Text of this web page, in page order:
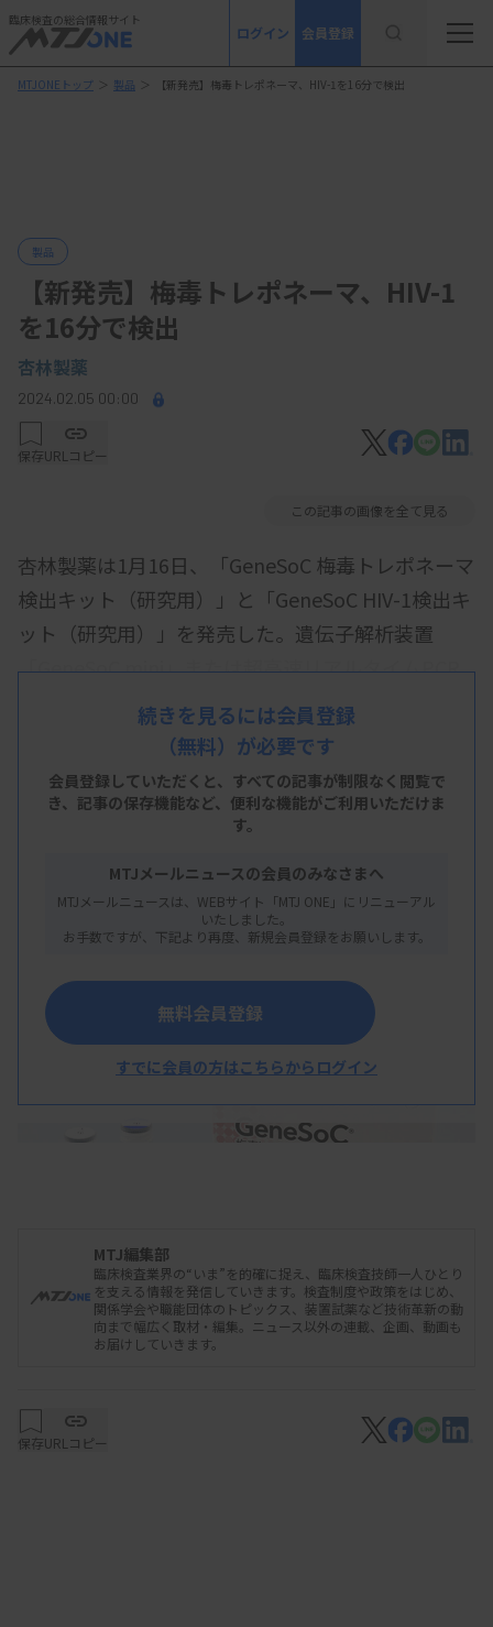
臨床検査の総合情報サイト
ログイン 会員登録
MTJONEトップ ＞ 製品 ＞ 【新発売】梅毒トレポネーマ、HIV-1を16分で検出
製品
【新発売】梅毒トレポネーマ、HIV-1
を16分で検出
杏林製薬
2024.02.05 00:00
保存URLコピー
この記事の画像を全て見る
杏林製薬は1月16日、「GeneSoC 梅毒トレポネーマ
検出キット（研究用）」と「GeneSoC HIV-1検出キ
ット（研究用）」を発売した。遺伝子解析装置
「GeneSoC mini」または超高速リアルタイムPCR
装置「GeneSoC mini R」で使用し、それぞれ梅毒
トレポネーマ、ヒト免疫不全ウイルス1型（HIVｰ1）
の核酸を約16分で検出できる。短時間で核酸増幅検
査が可能となり、病原体の早期特定に貢献できると
希望納入価格（税別、20テスト分）は、梅毒トレポ
ネーマ検出キット2万9800円、HIV-1検出キット5万
9800円。
梅毒トレポネーマ検出キット
続きを見るには会員登録
（無料）が必要です
会員登録していただくと、すべての記事が制限なく閲覧で
き、 記事の保存機能など、便利な機能がご利用いただけま
す。
MTJメールニュースの会員のみなさまへ
MTJメールニュースは、WEBサイト「MTJ ONE」にリニューアル
いたしました。
お手数ですが、下記より再度、新規会員登録をお願いします。
無料会員登録
すでに会員の方はこちらからログイン
MTJ編集部
臨床検査業界の“いま”を的確に捉え、臨床検査技師一人ひとり
を支える情報を発信していきます。検査制度や政策をはじめ、
関係学会や職能団体のトピックス、装置試薬など技術革新の動
向まで幅広く取材・編集。ニュース以外の連載、企画、動画も
お届けしていきます。
保存URLコピー